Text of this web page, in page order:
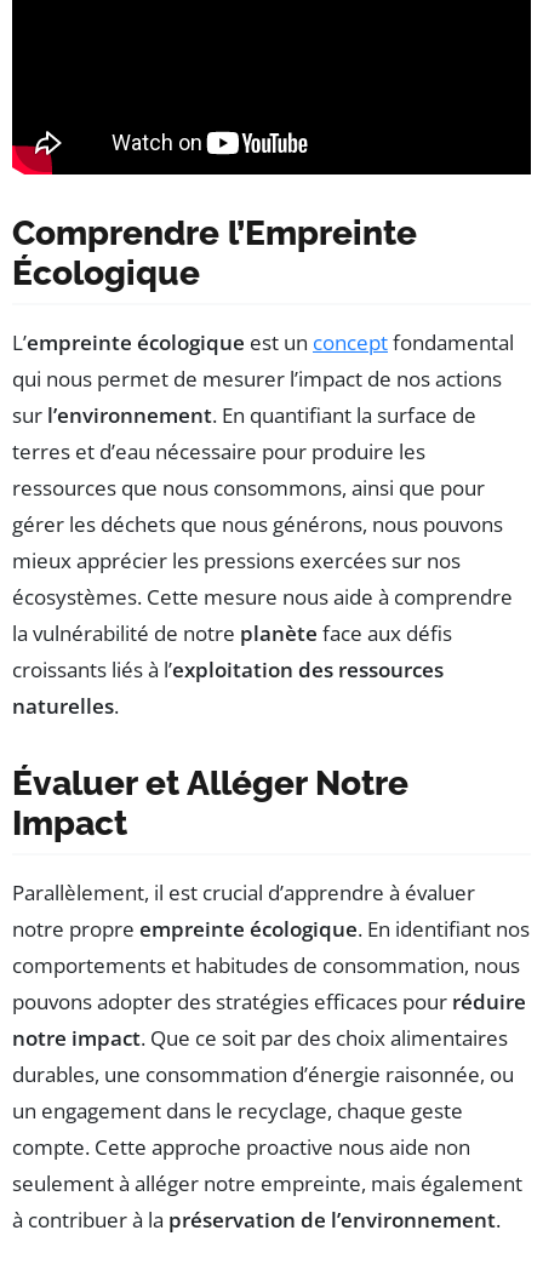
Comprendre l’Empreinte
Écologique
L’empreinte écologique est un conceptfondamental
qui nous permet de mesurer l’impact de nos actions
sur l’environnement. En quantifiant la surface de
terres et d’eau nécessaire pour produire les
ressources que nous consommons, ainsi que pour
gérer les déchets que nous générons, nous pouvons
mieux apprécier les pressions exercées sur nos
écosystèmes. Cette mesure nous aide à comprendre
la vulnérabilité de notre planète face aux défis
croissants liés à l’exploitation des ressources
naturelles.
Évaluer et Alléger Notre
Impact
Parallèlement, il est crucial d’apprendre à évaluer
notre propre empreinte écologique. En identifiant nos
comportements et habitudes de consommation, nous
pouvons adopter des stratégies efficaces pour réduire
notre impact. Que ce soit par des choix alimentaires
durables, une consommation d’énergie raisonnée, ou
un engagement dans le recyclage, chaque geste
compte. Cette approche proactive nous aide non
seulement à alléger notre empreinte, mais également
à contribuer à la préservation de l’environnement.